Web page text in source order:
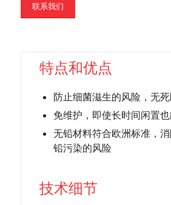
联系我们
特点和优点
防止细菌滋生的风险，无
免维护，即使长时间闲置
无铅材料符合欧洲标准，
铅污染的风险
技术细节